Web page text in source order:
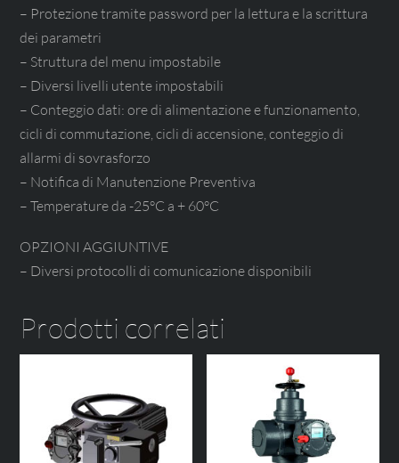
– Protezione tramite password per la lettura e la scrittura
dei parametri
– Struttura del menu impostabile
– Diversi livelli utente impostabili
– Conteggio dati: ore di alimentazione e funzionamento,
cicli di commutazione, cicli di accensione, conteggio di
allarmi di sovrasforzo
– Notifica di Manutenzione Preventiva
– Temperature da -25°C a + 60°C
OPZIONI AGGIUNTIVE
– Diversi protocolli di comunicazione disponibili
Prodotti correlati